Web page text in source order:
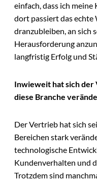
einfach, dass ich
dort passiert das echte
dranzubleiben, an sich
Herausforderung
langfristig Erfolg und
Inwieweit hat sich der
diese Branche
Der Vertrieb hat sich
Bereichen stark
technologische
Kundenverhalten und
Trotzdem sind